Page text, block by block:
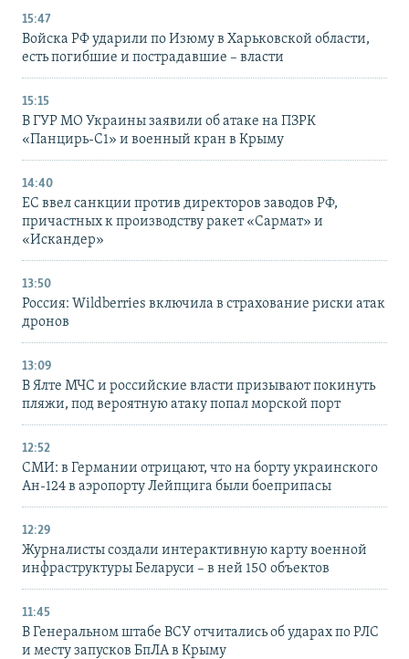
15:47
Войска РФ ударили по Изюму в Харьковской области,
есть погибшие и пострадавшие – власти
15:15
В ГУР МО Украины заявили об атаке на ПЗРК
«Панцирь-С1» и военный кран в Крыму
14:40
ЕС ввел санкции против директоров заводов РФ,
причастных к производству ракет «Сармат» и
«Искандер»
13:50
Россия: Wildberries включила в страхование риски атак
дронов
13:09
В Ялте МЧС и российские власти призывают покинуть
пляжи, под вероятную атаку попал морской порт
12:52
СМИ: в Германии отрицают, что на борту украинского
Ан-124 в аэропорту Лейпцига были боеприпасы
12:29
Журналисты создали интерактивную карту военной
инфраструктуры Беларуси – в ней 150 объектов
11:45
В Генеральном штабе ВСУ отчитались об ударах по РЛС
и месту запусков БпЛА в Крыму